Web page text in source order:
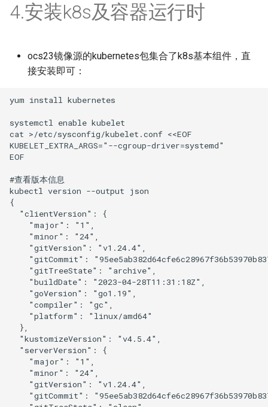
4.安装k8s及容器运行时
ocs23镜像源的kubernetes包集合了k8s基本组件，直
接安装即可：
yum install kubernetes
systemctl enable kubelet
cat >/etc/sysconfig/kubelet.conf <<EOF
KUBELET_EXTRA_ARGS="--cgroup-driver=systemd"
EOF
#查看版本信息
kubectl version --output json
{
  "clientVersion": {
    "major": "1",
    "minor": "24",
    "gitVersion": "v1.24.4",
"gitCommit":
    "gitTreeState": "archive",
    "buildDate": "2023-04-28T11:31:18Z",
    "goVersion": "go1.19",
    "compiler": "gc",
    "platform": "linux/amd64"
  },
  "kustomizeVersion": "v4.5.4",
  "serverVersion": {
    "major": "1",
    "minor": "24",
    "gitVersion": "v1.24.4",
"gitCommit":